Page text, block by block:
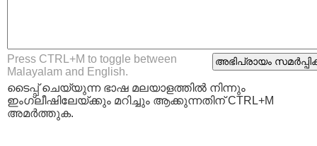
Press CTRL+M to toggle between
Malayalam and English.
ടൈപ്പ്‌ ചെയ്യുന്ന ഭാഷ മലയാളത്തില്‍ നിന്നും
ഇംഗ്ലീഷിലേയ്ക്കും മറിച്ചും ആക്കുന്നതിന് CTRL+M
അമര്‍ത്തുക.